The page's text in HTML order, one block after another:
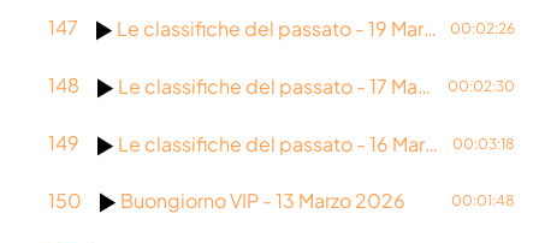
147 Le classifiche del passato - 19 Marzo 2026 00:02:26
148 Le classifiche del passato - 17 Marzo 2026 00:02:30
149 Le classifiche del passato - 16 Marzo 2026 00:03:18
150 Buongiorno VIP - 13 Marzo 2026 00:01:48